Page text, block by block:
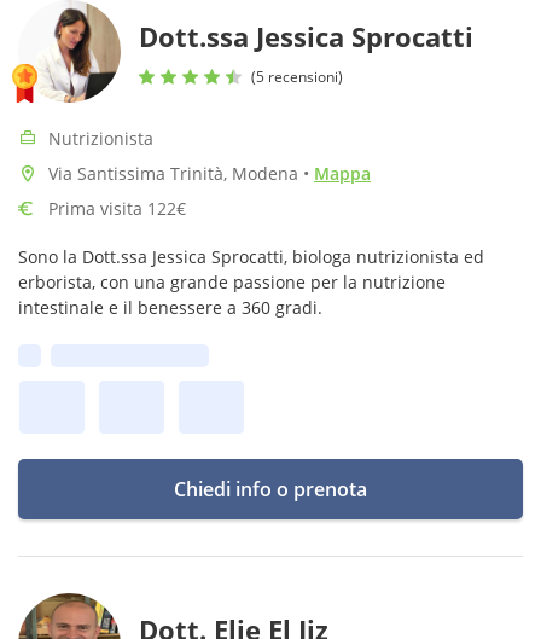
Dott.ssa Jessica Sprocatti
(5 recensioni)
Nutrizionista
Via Santissima Trinità, Modena • Mappa
Prima visita 122€
Sono la Dott.ssa Jessica Sprocatti, biologa nutrizionista ed
erborista, con una grande passione per la nutrizione
intestinale e il benessere a 360 gradi.
Chiedi info o prenota
Dott. Elie El Jiz